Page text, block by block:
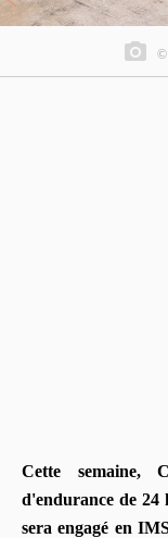
©
Cette semaine,
d'endurance de
sera engagé en